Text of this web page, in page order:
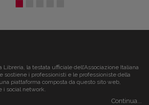
Libreria, la testata ufficiale dell’Associazione Italiana
sostiene i professionisti e le professioniste della
piattaforma composta da questo sito web,
i social network.
Continua...